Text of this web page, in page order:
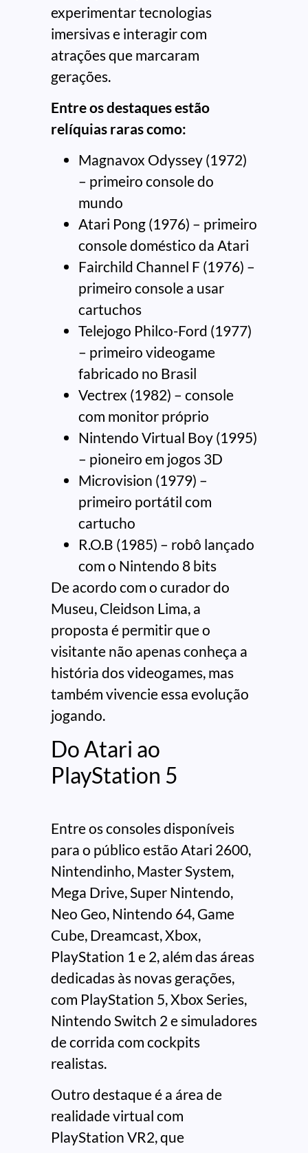
experimentar tecnologias
imersivas e interagir com
atrações que marcaram
gerações.
Entre os destaques estão
relíquias raras como:
Magnavox Odyssey (1972)
– primeiro console do
mundo
Atari Pong (1976) – primeiro
console doméstico da Atari
Fairchild Channel F (1976) –
primeiro console a usar
cartuchos
Telejogo Philco-Ford (1977)
– primeiro videogame
fabricado no Brasil
Vectrex (1982) – console
com monitor próprio
Nintendo Virtual Boy (1995)
– pioneiro em jogos 3D
Microvision (1979) –
primeiro portátil com
cartucho
R.O.B (1985) – robô lançado
com o Nintendo 8 bits
De acordo com o curador do
Museu, Cleidson Lima, a
proposta é permitir que o
visitante não apenas conheça a
história dos videogames, mas
também vivencie essa evolução
jogando.
Do Atari ao
PlayStation 5
Entre os consoles disponíveis
para o público estão Atari 2600,
Nintendinho, Master System,
Mega Drive, Super Nintendo,
Neo Geo, Nintendo 64, Game
Cube, Dreamcast, Xbox,
PlayStation 1 e 2, além das áreas
dedicadas às novas gerações,
com PlayStation 5, Xbox Series,
Nintendo Switch 2 e simuladores
de corrida com cockpits
realistas.
Outro destaque é a área de
realidade virtual com
PlayStation VR2, que